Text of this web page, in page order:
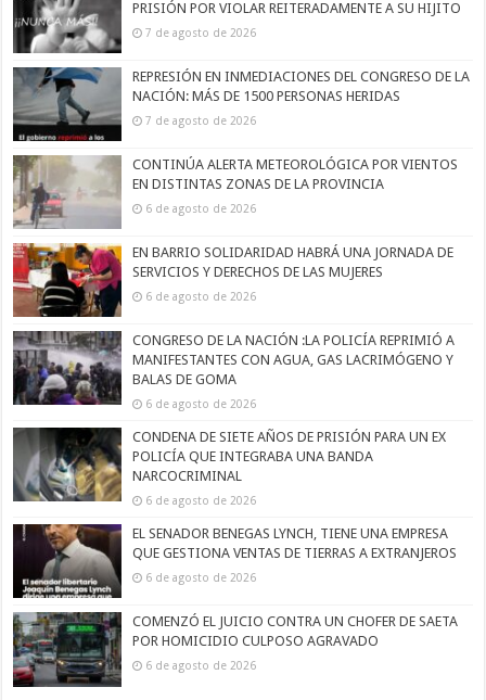
PRISIÓN POR VIOLAR REITERADAMENTE A SU HIJITO
7 de agosto de 2026
REPRESIÓN EN INMEDIACIONES DEL CONGRESO DE LA
NACIÓN: MÁS DE 1500 PERSONAS HERIDAS
7 de agosto de 2026
CONTINÚA ALERTA METEOROLÓGICA POR VIENTOS
EN DISTINTAS ZONAS DE LA PROVINCIA
6 de agosto de 2026
EN BARRIO SOLIDARIDAD HABRÁ UNA JORNADA DE
SERVICIOS Y DERECHOS DE LAS MUJERES
6 de agosto de 2026
CONGRESO DE LA NACIÓN :LA POLICÍA REPRIMIÓ A
MANIFESTANTES CON AGUA, GAS LACRIMÓGENO Y
BALAS DE GOMA
6 de agosto de 2026
CONDENA DE SIETE AÑOS DE PRISIÓN PARA UN EX
POLICÍA QUE INTEGRABA UNA BANDA
NARCOCRIMINAL
6 de agosto de 2026
EL SENADOR BENEGAS LYNCH, TIENE UNA EMPRESA
QUE GESTIONA VENTAS DE TIERRAS A EXTRANJEROS
6 de agosto de 2026
COMENZÓ EL JUICIO CONTRA UN CHOFER DE SAETA
POR HOMICIDIO CULPOSO AGRAVADO
6 de agosto de 2026